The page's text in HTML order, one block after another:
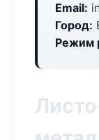
Email:
Город:
Режим